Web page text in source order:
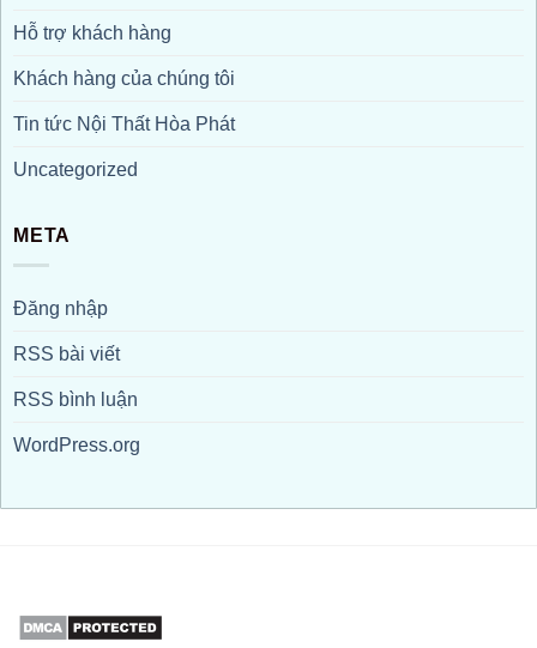
Hỗ trợ khách hàng
Khách hàng của chúng tôi
Tin tức Nội Thất Hòa Phát
Uncategorized
META
Đăng nhập
RSS bài viết
RSS bình luận
WordPress.org